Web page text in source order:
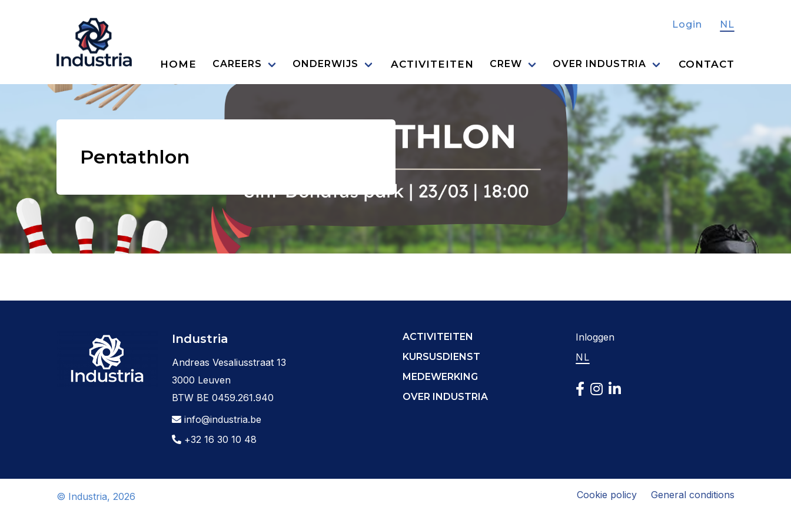
Login NL
HOME CAREERS ONDERWIJS ACTIVITEITEN CREW OVER INDUSTRIA CONTACT
Pentathlon
Industria
Andreas Vesaliusstraat 13
3000 Leuven
BTW BE 0459.261.940
info@industria.be
+32 16 30 10 48
ACTIVITEITEN
KURSUSDIENST
MEDEWERKING
OVER INDUSTRIA
Inloggen
NL
© Industria, 2026 Cookie policy General conditions